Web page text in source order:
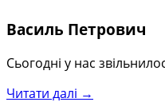
Василь Петрович
Сьогодні у нас
Читати далі →